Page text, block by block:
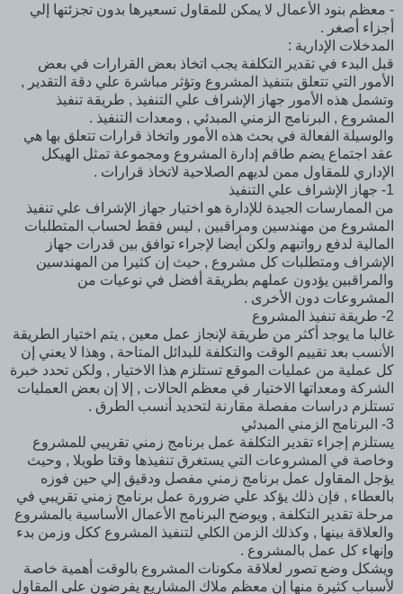
- معظم بنود الأعمال لا يمكن للمقاول تسعيرها بدون تجزئتها إلي
أجزاء أصغر .
المدخلات الإدارية :
قبل البدء في تقدير التكلفة يجب اتخاذ بعض القرارات في بعض
الأمور التي تتعلق بتنفيذ المشروع وتؤثر مباشرة علي دقة التقدير ,
وتشمل هذه الأمور جهاز الإشراف علي التنفيذ , طريقة تنفيذ
المشروع , البرنامج الزمني المبدئي , ومعدات التنفيذ .
والوسيلة الفعالة في بحث هذه الأمور واتخاذ قرارات تتعلق بها هي
عقد اجتماع يضم طاقم إدارة المشروع ومجموعة تمثل الهيكل
الإداري للمقاول ممن لديهم الصلاحية لاتخاذ قرارات .
1- جهاز الإشراف علي التنفيذ
من الممارسات الجيدة للإدارة هو اختيار جهاز الإشراف علي تنفيذ
المشروع من مهندسين ومراقبين , ليس فقط لحساب المتطلبات
المالية لدفع رواتبهم ولكن أيضا لإجراء توافق بين قدرات جهاز
الإشراف ومتطلبات كل مشروع , حيث إن كثيرا من المهندسين
والمراقبين يؤدون عملهم بطريقة أفضل في نوعيات من
المشروعات دون الأخرى .
2- طريقة تنفيذ المشروع
غالبا ما يوجد أكثر من طريقة لإنجاز عمل معين , يتم اختيار الطريقة
الأنسب بعد تقييم الوقت والتكلفة للبدائل المتاحة , وهذا لا يعني إن
كل عملية من عمليات الموقع تستلزم هذا الاختيار , ولكن تحدد خبرة
الشركة ومعداتها الاختيار في معظم الحالات , إلا إن بعض العمليات
تستلزم دراسات مفصلة مقارنة لتحديد أنسب الطرق .
3- البرنامج الزمني المبدئي
يستلزم إجراء تقدير التكلفة عمل برنامج زمني تقريبي للمشروع
وخاصة في المشروعات التي يستغرق تنفيذها وقتا طويلا , وحيث
يؤجل المقاول عمل برنامج زمني مفصل ودقيق إلي حين فوزه
بالعطاء , فإن ذلك يؤكد علي ضرورة عمل برنامج زمني تقريبي في
مرحلة تقدير التكلفة , ويوضح البرنامج الأعمال الأساسية بالمشروع
والعلاقة بينها , وكذلك الزمن الكلي لتنفيذ المشروع ككل وزمن بدء
وإنهاء كل عمل بالمشروع .
ويشكل وضع تصور لعلاقة مكونات المشروع بالوقت أهمية خاصة
لأسباب كثيرة منها إن معظم ملاك المشاريع يفرضون علي المقاول